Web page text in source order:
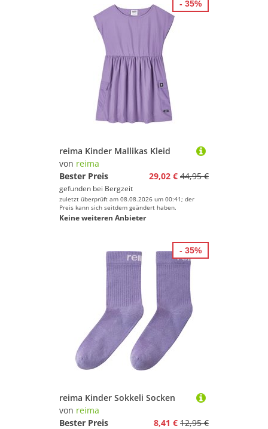
reima Kinder Mallikas Kleid
von reima
Bester Preis
29,02 € 44,95 €
gefunden bei Bergzeit
zuletzt überprüft am 08.08.2026 um 00:41; der
Preis kann sich seitdem geändert haben.
Keine weiteren Anbieter
- 35%
reima Kinder Sokkeli Socken
von reima
Bester Preis
8,41 € 12,95 €
- 35%